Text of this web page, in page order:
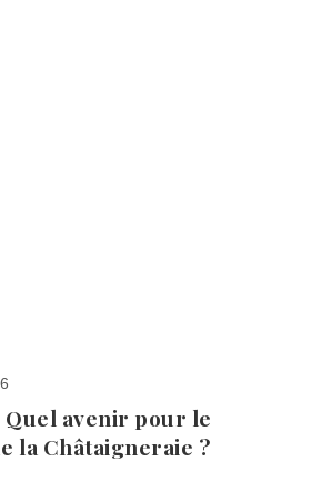
avenir pour le
la Châtaigneraie ?